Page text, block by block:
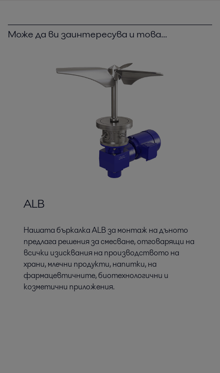
Може да ви заинтересува и това...
ALB
Нашата бъркалка ALB за монтаж на дъното
предлага решения за смесване, отговарящи на
всички изисквания на производството на
храни, млечни продукти, напитки, на
фармацевтичните, биотехнологични и
козметични приложения.